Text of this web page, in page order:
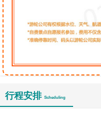
行程安排 Scheduling